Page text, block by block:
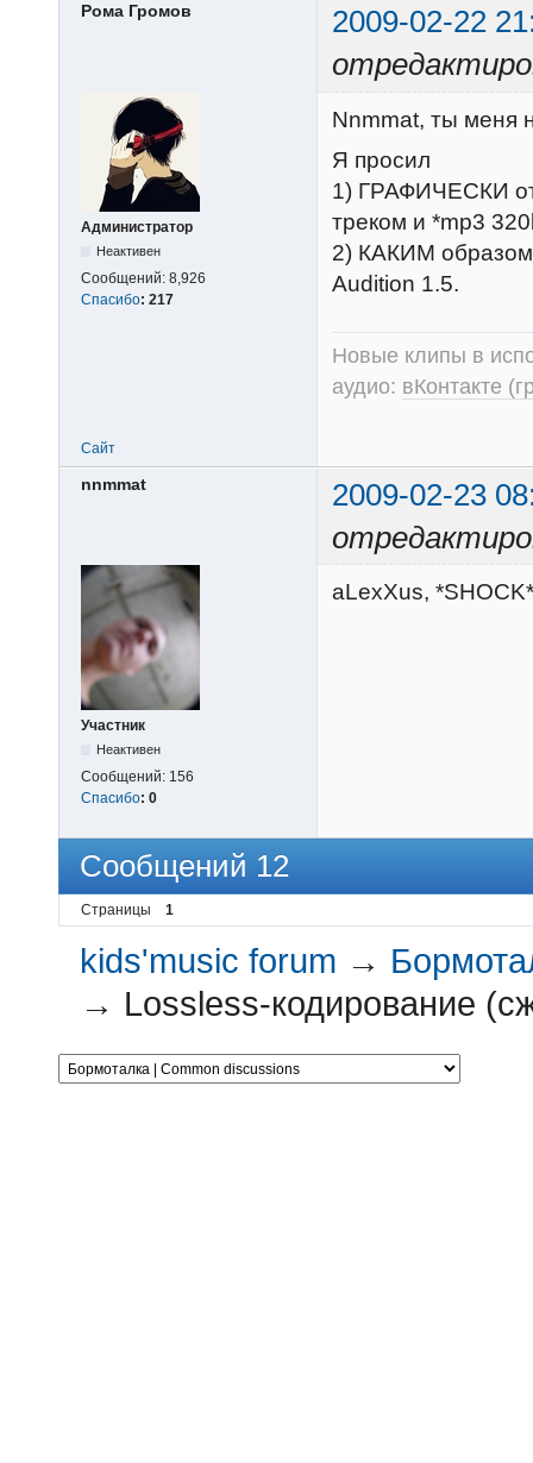
Рома Громов
2009-02-22
Администратор
Неактивен
Сообщений: 8,926
Спасибо: 217
Nnmmat, ты меня
Я просил
1) ГРАФИЧЕСКИ
треком и *mp3
2) КАКИМ
Audition 1.5.
Новые клипы в
аудио: вКонтакте
Сайт
nnmmat
2009-02-23
Участник
Неактивен
Сообщений: 156
Спасибо: 0
aLexXus, *SHOCK*
Сообщений 12
Страницы 1
kids'music forum →
→ Lossless-кодирование